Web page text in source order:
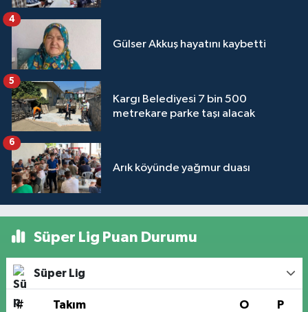
Gülser Akkuş hayatını kaybetti
4
Kargı Belediyesi 7 bin 500
metrekare parke taşı alacak
5
Arık köyünde yağmur duası
6
Süper Lig Puan Durumu
Süper Lig
# Takım O P